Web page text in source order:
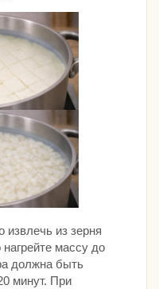
из зерня
массу до
должна быть
минут. При